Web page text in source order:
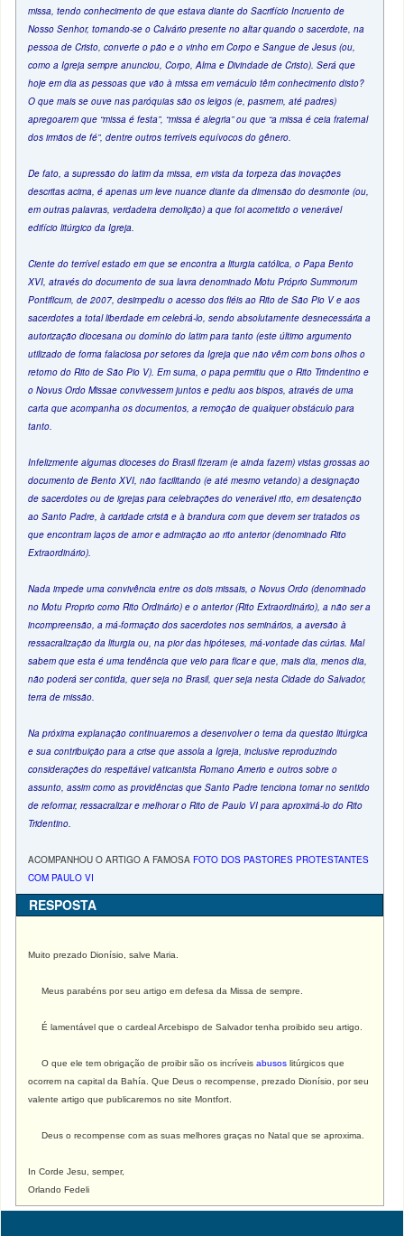
missa, tendo conhecimento de que estava diante do Sacrifício Incruento de
Nosso Senhor, tornando-se o Calvário presente no altar quando o sacerdote, na
pessoa de Cristo, converte o pão e o vinho em Corpo e Sangue de Jesus (ou,
como a Igreja sempre anunciou, Corpo, Alma e Divindade de Cristo). Será que
hoje em dia as pessoas que vão à missa em vernáculo têm conhecimento disto?
O que mais se ouve nas paróquias são os leigos (e, pasmem, até padres)
apregoarem que “missa é festa”, “missa é alegria” ou que “a missa é ceia fraternal
dos irmãos de fé”, dentre outros terríveis equívocos do gênero.
De fato, a supressão do latim da missa, em vista da torpeza das inovações
descritas acima, é apenas um leve nuance diante da dimensão do desmonte (ou,
em outras palavras, verdadeira demolição) a que foi acometido o venerável
edifício litúrgico da Igreja.
Ciente do terrível estado em que se encontra a liturgia católica, o Papa Bento
XVI, através do documento de sua lavra denominado Motu Próprio Summorum
Pontificum, de 2007, desimpediu o acesso dos fiéis ao Rito de São Pio V e aos
sacerdotes a total liberdade em celebrá-lo, sendo absolutamente desnecessária a
autorização diocesana ou domínio do latim para tanto (este último argumento
utilizado de forma falaciosa por setores da Igreja que não vêm com bons olhos o
retorno do Rito de São Pio V). Em suma, o papa permitiu que o Rito Trindentino e
o Novus Ordo Missae convivessem juntos e pediu aos bispos, através de uma
carta que acompanha os documentos, a remoção de qualquer obstáculo para
tanto.
Infelizmente algumas dioceses do Brasil fizeram (e ainda fazem) vistas grossas ao
documento de Bento XVI, não facilitando (e até mesmo vetando) a designação
de sacerdotes ou de igrejas para celebrações do venerável rito, em desatenção
ao Santo Padre, à caridade cristã e à brandura com que devem ser tratados os
que encontram laços de amor e admiração ao rito anterior (denominado Rito
Extraordinário).
Nada impede uma convivência entre os dois missais, o Novus Ordo (denominado
no Motu Proprio como Rito Ordinário) e o anterior (Rito Extraordinário), a não ser a
incompreensão, a má-formação dos sacerdotes nos seminários, a aversão à
ressacralização da liturgia ou, na pior das hipóteses, má-vontade das cúrias. Mal
sabem que esta é uma tendência que veio para ficar e que, mais dia, menos dia,
não poderá ser contida, quer seja no Brasil, quer seja nesta Cidade do Salvador,
terra de missão.
Na próxima explanação continuaremos a desenvolver o tema da questão litúrgica
e sua contribuição para a crise que assola a Igreja, inclusive reproduzindo
considerações do respeitável vaticanista Romano Amerio e outros sobre o
assunto, assim como as providências que Santo Padre tenciona tomar no sentido
de reformar, ressacralizar e melhorar o Rito de Paulo VI para aproximá-lo do Rito
Tridentino.
ACOMPANHOU O ARTIGO A FAMOSAFOTO DOS PASTORES PROTESTANTES
COM PAULO VI
RESPOSTA
Muito prezado Dionísio, salve Maria.
Meus parabéns por seu artigo em defesa da Missa de sempre.
É lamentável que o cardeal Arcebispo de Salvador tenha proibido seu artigo.
O que ele tem obrigação de proibir são os incríveisabusos litúrgicos que
ocorrem na capital da Bahía. Que Deus o recompense, prezado Dionísio, por seu
valente artigo que publicaremos no site Montfort.
Deus o recompense com as suas melhores graças no Natal que se aproxima.
In Corde Jesu, semper,
Orlando Fedeli